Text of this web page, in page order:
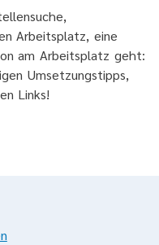
Arbeitsplatz, eine
am Arbeitsplatz geht:
Umsetzungstipps,
Links!